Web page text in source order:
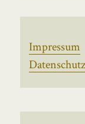
Impressum